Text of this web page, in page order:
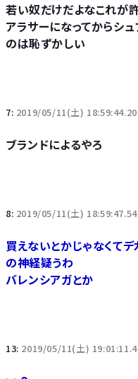
若い奴だけだよなこれが
アラサーになってからシ
のは恥ずかしい
7: 2019/05/11(土)
ブランドによるやろ
8: 2019/05/11(土)
買えないとかじゃなくて
の神経疑うわ
バレンシアガとか
13: 2019/05/11(土)